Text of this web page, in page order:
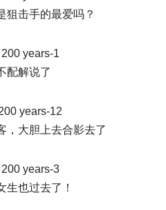
狙击手的最爱吗？
配解说了
，大胆上去合影去了
生也过去了！